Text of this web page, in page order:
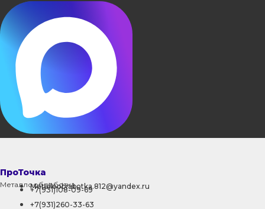
ПроТочка
Металлообработка
Metalloobrabotka.812@yandex.ru
+7(931)108-09-69
+7(931)260-33-63